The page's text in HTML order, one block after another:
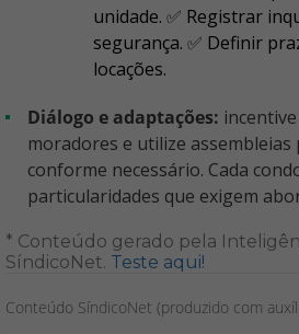
unidade. ✅ Registrar
segurança. ✅ Definir
locações.
Diálogo e adaptações:
moradores e utilize
conforme necessário. Cada
particularidades que exigem
* Conteúdo gerado pela
SíndicoNet. Teste aqui!
Conteúdo SíndicoNet (produzido com